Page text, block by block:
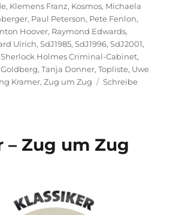
, Klemens Franz, Kosmos, Michaela
, Paul Peterson, Pete Fenlon,
Hoover, Raymond Edwards,
Ulrich,SdJ1985,SdJ1996,SdJ2001,
Sherlock Holmes Criminal-Cabinet,
,Tanja Donner,Topliste, Uwe
Kramer,Zug um Zug
Schreibe
– Zug um Zug